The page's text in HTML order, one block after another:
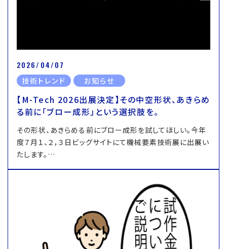
2026/04/07
技術トレンド お知らせ
【M-Tech 2026出展決定】その中空形状、あきらめ
る前に「ブロー成形」という選択肢を。
その形状、あきらめる前にブロー成形を試してほしい。今年
度７月１、２，３日ビッグサイトにて機械要素技術展に出展い
たします。…